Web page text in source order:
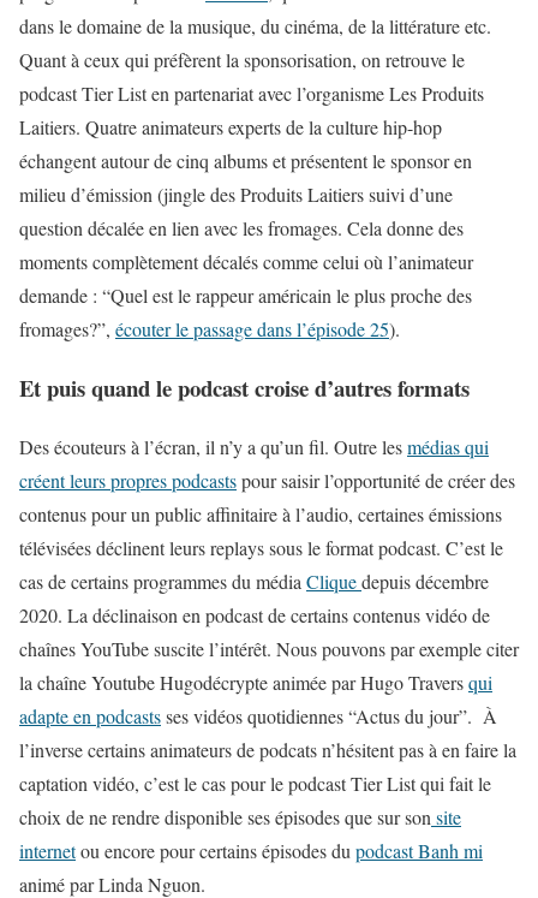
dans le domaine de la musique, du cinéma, de la littérature etc.
Quant à ceux qui préfèrent la sponsorisation, on retrouve le
podcast Tier List en partenariat avec l’organisme Les Produits
Laitiers. Quatre animateurs experts de la culture hip-hop
échangent autour de cinq albums et présentent le sponsor en
milieu d’émission (jingle des Produits Laitiers suivi d’une
question décalée en lien avec les fromages. Cela donne des
moments complètement décalés comme celui où l’animateur
demande : “Quel est le rappeur américain le plus proche des
fromages?”, écouter le passage dans l’épisode 25).
Et puis quand le podcast croise d’autres formats
Des écouteurs à l’écran, il n’y a qu’un fil. Outre lesmédias qui
créent leurs propres podcastspour saisir l’opportunité de créer des
contenus pour un public affinitaire à l’audio, certaines émissions
télévisées déclinent leurs replays sous le format podcast. C’est le
cas de certains programmes du média Cliquedepuis décembre
2020. La déclinaison en podcast de certains contenus vidéo de
chaînes YouTube suscite l’intérêt. Nous pouvons par exemple citer
la chaîne Youtube Hugodécrypte animée par Hugo Traversqui
adapte en podcastsses vidéos quotidiennes “Actus du jour”. À
l’inverse certains animateurs de podcats n’hésitent pas à en faire la
captation vidéo, c’est le cas pour le podcast Tier List qui fait le
choix de ne rendre disponible ses épisodes que sur son site
internetou encore pour certains épisodes du podcast Banh mi
animé par Linda Nguon.